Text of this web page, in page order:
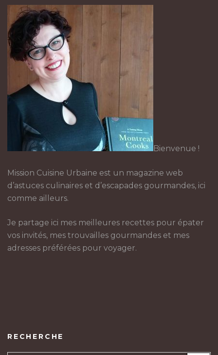
Bienvenue !
Mission Cuisine Urbaine est un magazine web
d’astuces culinaires et d’escapades gourmandes, ici
comme ailleurs.
Je partage ici mes meilleures recettes pour épater
vos invités, mes trouvailles gourmandes et mes
adresses préférées pour voyager.
RECHERCHE